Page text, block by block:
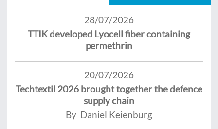
28/07/2026
TTIK developed Lyocell fiber containing
permethrin
20/07/2026
Techtextil 2026 brought together the defence
supply chain
By Daniel Keienburg